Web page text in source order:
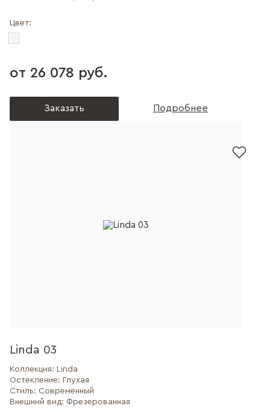
Цвет:
от 26 078 руб.
Заказать Подробнее
Linda 03
Коллекция: Linda
Остекление: Глухая
Стиль: Современный
Внешний вид: Фрезерованная